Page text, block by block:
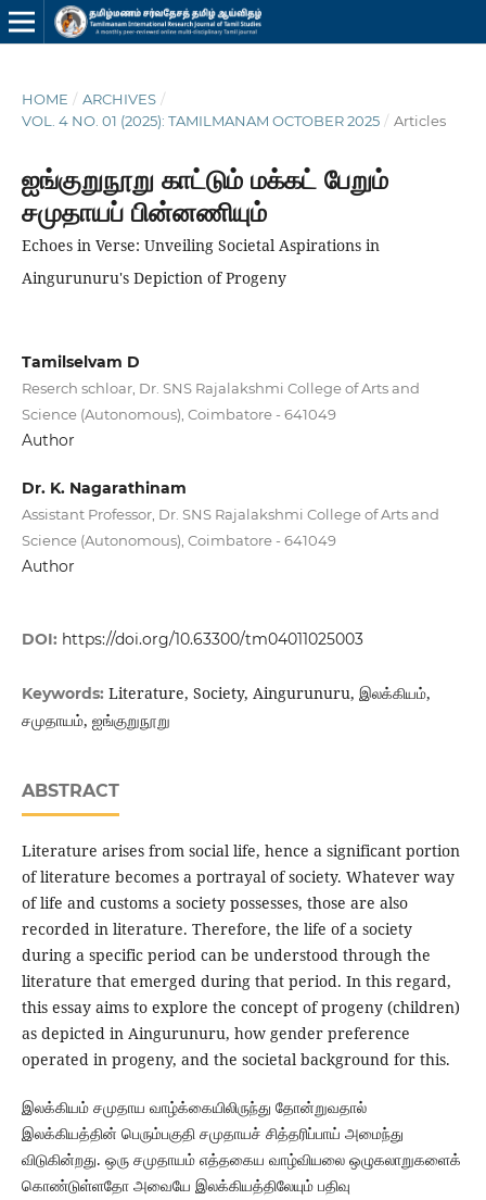
HOME / ARCHIVES /
VOL. 4 NO. 01 (2025): TAMILMANAM OCTOBER 2025 / Articles
ஐங்குறுநூறு காட்டும் மக்கட் பேறும்
சமுதாயப் பின்னணியும்
Echoes in Verse: Unveiling Societal Aspirations in
Aingurunuru's Depiction of Progeny
Tamilselvam D
Reserch schloar, Dr. SNS Rajalakshmi College of Arts and
Science (Autonomous), Coimbatore - 641049
Author
Dr. K. Nagarathinam
Assistant Professor, Dr. SNS Rajalakshmi College of Arts and
Science (Autonomous), Coimbatore - 641049
Author
DOI: https://doi.org/10.63300/tm04011025003
Keywords: Literature, Society, Aingurunuru, இலக்கியம்,
சமுதாயம், ஐங்குறுநூறு
ABSTRACT
Literature arises from social life, hence a significant portion
of literature becomes a portrayal of society. Whatever way
of life and customs a society possesses, those are also
recorded in literature. Therefore, the life of a society
during a specific period can be understood through the
literature that emerged during that period. In this regard,
this essay aims to explore the concept of progeny (children)
as depicted in Aingurunuru, how gender preference
operated in progeny, and the societal background for this.
இலக்கியம் சமுதாய வாழ்க்கையிலிருந்து தோன்றுவதால்
இலக்கியத்தின் பெரும்பகுதி சமுதாயச் சித்தரிப்பாய் அமைந்து
விடுகின்றது. ஒரு சமுதாயம் எத்தகைய வாழ்வியலை ஒழுகலாறுகளைக்
கொண்டுள்ளதோ அவையே இலக்கியத்திலேயும் பதிவு